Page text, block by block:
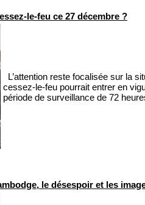
le-feu ce 27 décembre ?
L’attention reste focalisée sur la
cessez-le-feu pourrait entrer en
période de surveillance de 72
le désespoir et les